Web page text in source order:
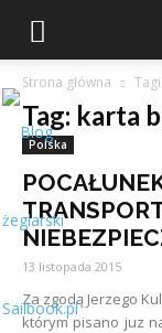
Strona główna Tagi
Tag: karta
Polska
13 listopada 2015
Za zgodą Jerzego
którym pisano juz